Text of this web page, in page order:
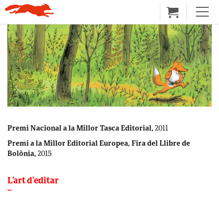
Premi Nacional a la Millor Tasca Editorial, 2011
Premi a la Millor Editorial Europea, Fira del Llibre de
Bolònia, 2015
L’art d’editar
–